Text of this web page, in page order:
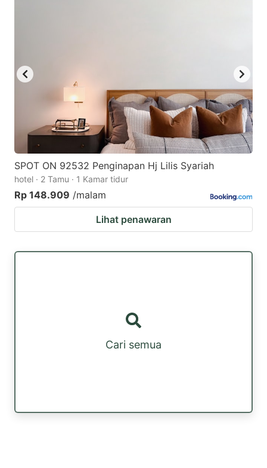
SPOT ON 92532 Penginapan Hj Lilis Syariah
hotel · 2 Tamu · 1 Kamar tidur
Rp 148.909 /malam
Lihat penawaran
Cari semua